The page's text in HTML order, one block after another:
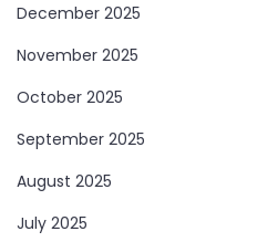
December 2025
November 2025
October 2025
September 2025
August 2025
July 2025